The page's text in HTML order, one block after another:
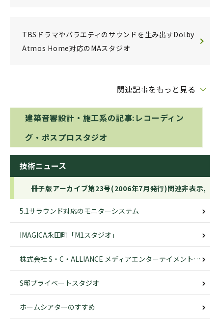
TBSドラマやバラエティのサウンドを生み出すDolby
Atmos Home対応のMAスタジオ
関連記事をもっと見る
建築音響設計・施工系の記事:レコーディン
グ・ポスプロスタジオ
技術ニュース
冊子版アーカイブ第23号(2006年7月発行)関連非表示,
5.1サラウンド対応のモニターシステム
IMAGICA永田町「M1スタジオ」
株式会社 S・C・ALLIANCE メディアエンターテイメント社 「A-Studio Renewal」
S邸プライベートスタジオ
ホームシアターのすすめ